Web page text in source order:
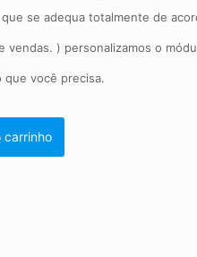
se adequa totalmente de
vendas. ) personalizamos o
que você precisa.
carrinho